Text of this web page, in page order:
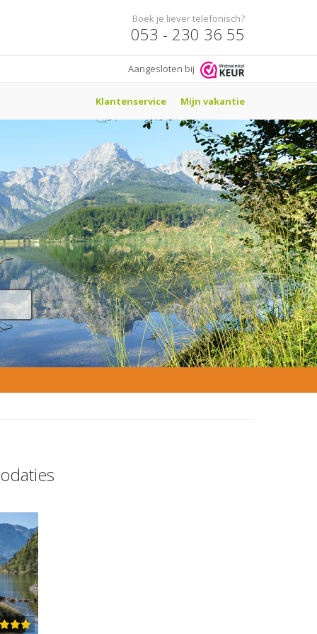
Boek je liever telefonisch?
053 - 230 36 55
Aangesloten bij
Klantenservice Mijn vakantie